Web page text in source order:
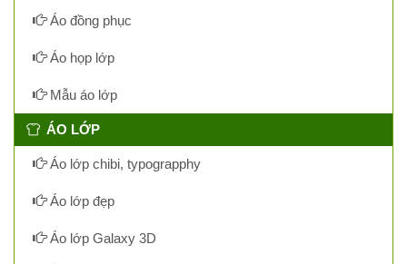
Áo đồng phục
Áo họp lớp
Mẫu áo lớp
ÁO LỚP
Áo lớp chibi, typograpphy
Áo lớp đẹp
Áo lớp Galaxy 3D